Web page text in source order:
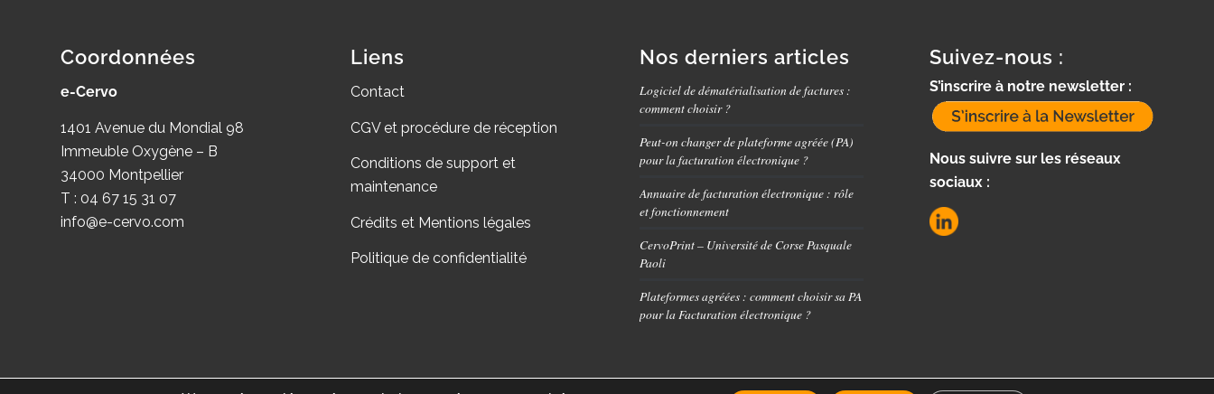
Coordonnées
e-Cervo
1401 Avenue du Mondial 98
Immeuble Oxygène – B
34000 Montpellier
T : 04 67 15 31 07
info@e-cervo.com
Liens
Contact
CGV et procédure de réception
Conditions de support et
maintenance
Crédits et Mentions légales
Politique de confidentialité
Nos derniers articles
Logiciel de dématérialisation de factures :
comment choisir ?
Peut-on changer de plateforme agréée (PA)
pour la facturation électronique ?
Annuaire de facturation électronique : rôle
et fonctionnement
CervoPrint – Université de Corse Pasquale
Paoli
Plateformes agréées : comment choisir sa PA
pour la Facturation électronique ?
Suivez-nous :
S’inscrire à notre newsletter :
Nous suivre sur les réseaux
sociaux :